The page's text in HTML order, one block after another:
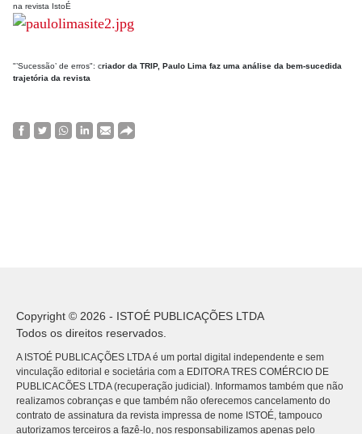
na revista IstoÉ
"’Sucessão’ de erros": criador da TRIP, Paulo Lima faz uma análise da bem-sucedida
trajetória da revista
Copyright © 2026 - ISTOÉ PUBLICAÇÕES LTDA
Todos os direitos reservados.
A ISTOÉ PUBLICAÇÕES LTDA é um portal digital independente e sem
vinculação editorial e societária com a EDITORA TRES COMÉRCIO DE
PUBLICACÕES LTDA (recuperação judicial). Informamos também que não
realizamos cobranças e que também não oferecemos cancelamento do
contrato de assinatura da revista impressa de nome ISTOÉ, tampouco
autorizamos terceiros a fazê-lo, nos responsabilizamos apenas pelo